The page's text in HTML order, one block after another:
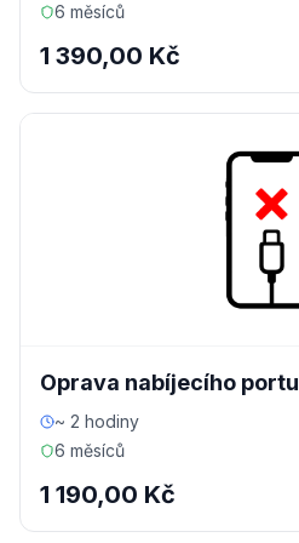
6 měsíců
1 390,00 Kč
Oprava nabíjecího portu
~ 2 hodiny
6 měsíců
1 190,00 Kč